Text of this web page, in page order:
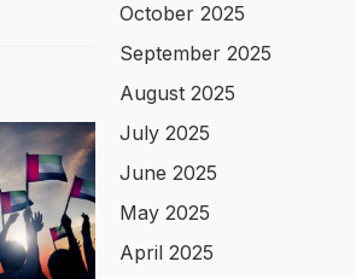
October 2025
September 2025
August 2025
July 2025
June 2025
May 2025
April 2025